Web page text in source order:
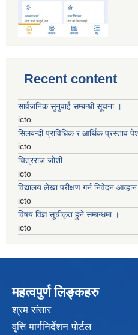
Recent content
सार्वजनिक सुनुवाई सम्बन्धी सूचना ।
icto
सिलबन्दी प्राविधिक र आर्थिक प्रस्ताव
icto
चित्रराज जोशी
icto
विद्यालय लेखा परीक्षण गर्न निवेदन
icto
विषय विज्ञ सूचीकृत हुने सम्बन्धमा ।
icto
महत्वपुर्ण लिङ्कहरु
श्रम संसार
वृत्ति मार्गनिर्देशन पोर्टल